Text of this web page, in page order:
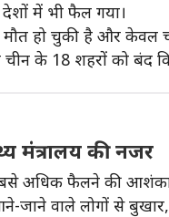
में भी फैल गया।
हो चुकी है और केवल
के 18 शहरों को बंद
मंत्रालय की नजर
अधिक फैलने की आशंका
जाने वाले लोगों से